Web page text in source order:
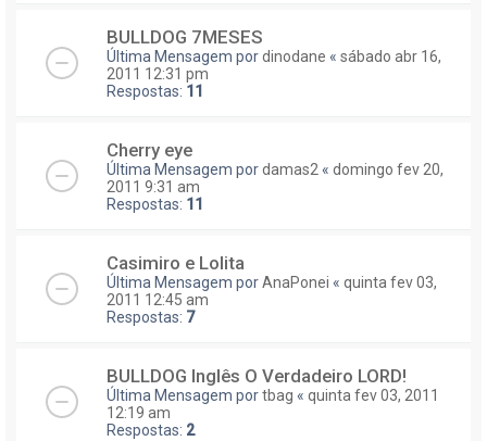
BULLDOG 7MESES
Última Mensagem pordinodane « sábado abr 16,
2011 12:31 pm
Respostas: 11
Cherry eye
Última Mensagem pordamas2 « domingo fev 20,
2011 9:31 am
Respostas: 11
Casimiro e Lolita
Última Mensagem porAnaPonei « quinta fev 03,
2011 12:45 am
Respostas: 7
BULLDOG Inglês O Verdadeiro LORD!
Última Mensagem portbag « quinta fev 03, 2011
12:19 am
Respostas: 2